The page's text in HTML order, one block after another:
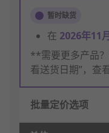
暂时缺货
在 2026年11
**需要更多产品
看送货日期”，查
批量定价选项